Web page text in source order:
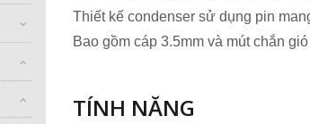
Thiết kế condenser sử dụng pin
Bao gồm cáp 3.5mm và mút chắn
TÍNH NĂNG